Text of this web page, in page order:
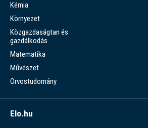
Kémia
Környezet
Közgazdaságtan és
gazdálkodás
Matematika
Művészet
Orvostudomány
Elo.hu